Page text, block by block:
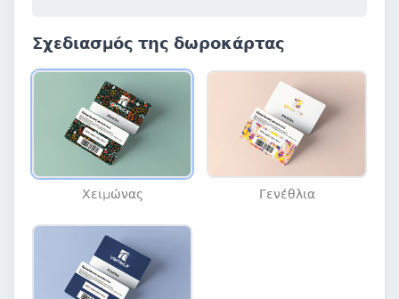
Σχεδιασμός της δωροκάρτας
Χειμώνας Γενέθλια